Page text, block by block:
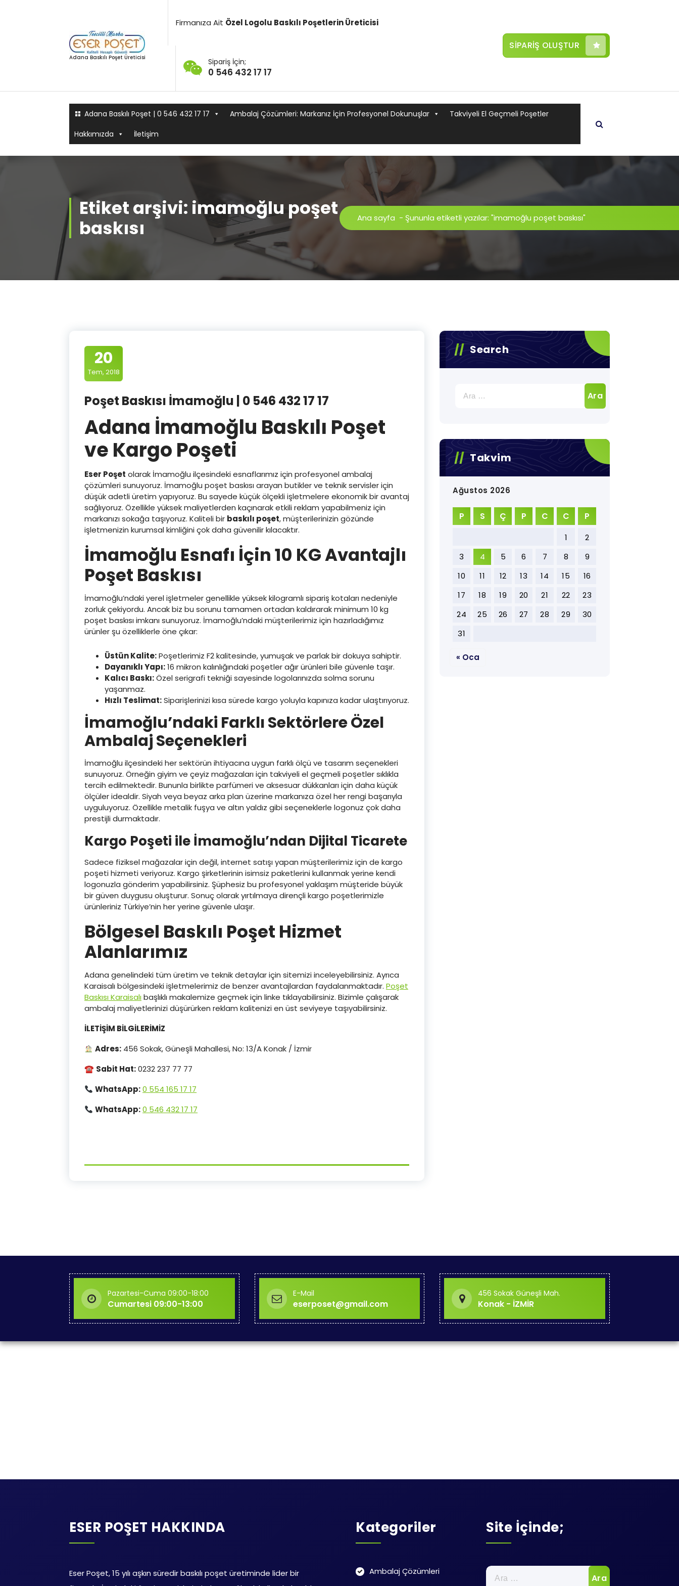
Adana Baskılı Poşet Üreticisi
Firmanıza Ait Özel Logolu Baskılı Poşetlerin Üreticisi
Sipariş İçin;
0 546 432 17 17
SİPARİŞ OLUŞTUR
Adana Baskılı Poşet | 0 546 432 17 17 Ambalaj Çözümleri: Markanız İçin Profesyonel Dokunuşlar
Takviyeli El Geçmeli Poşetler
Hakkımızda
İletişim
Etiket arşivi: imamoğlu poşet
baskısı
Ana sayfa - Şununla etiketli yazılar: "imamoğlu poşet baskısı"
20
Tem, 2018
Poşet Baskısı İmamoğlu | 0 546 432 17 17
Adana İmamoğlu Baskılı Poşet
ve Kargo Poşeti
Eser Poşet olarak İmamoğlu ilçesindeki esnaflarımız için profesyonel ambalaj
çözümleri sunuyoruz. İmamoğlu poşet baskısı arayan butikler ve teknik servisler için
düşük adetli üretim yapıyoruz. Bu sayede küçük ölçekli işletmelere ekonomik bir avantaj
sağlıyoruz. Özellikle yüksek maliyetlerden kaçınarak etkili reklam yapabilmeniz için
markanızı sokağa taşıyoruz. Kaliteli bir baskılı poşet, müşterilerinizin gözünde
işletmenizin kurumsal kimliğini çok daha güvenilir kılacaktır.
İmamoğlu Esnafı İçin 10 KG Avantajlı
Poşet Baskısı
İmamoğlu’ndaki yerel işletmeler genellikle yüksek kilogramlı sipariş kotaları nedeniyle
zorluk çekiyordu. Ancak biz bu sorunu tamamen ortadan kaldırarak minimum 10 kg
poşet baskısı imkanı sunuyoruz. İmamoğlu’ndaki müşterilerimiz için hazırladığımız
ürünler şu özelliklerle öne çıkar:
Üstün Kalite:Poşetlerimiz F2 kalitesinde, yumuşak ve parlak bir dokuya sahiptir.
Dayanıklı Yapı:16 mikron kalınlığındaki poşetler ağır ürünleri bile güvenle taşır.
Kalıcı Baskı:Özel serigrafi tekniği sayesinde logolarınızda solma sorunu
yaşanmaz.
Hızlı Teslimat:Siparişlerinizi kısa sürede kargo yoluyla kapınıza kadar ulaştırıyoruz.
İmamoğlu’ndaki Farklı Sektörlere Özel
Ambalaj Seçenekleri
İmamoğlu ilçesindeki her sektörün ihtiyacına uygun farklı ölçü ve tasarım seçenekleri
sunuyoruz. Örneğin giyim ve çeyiz mağazaları için takviyeli el geçmeli poşetler sıklıkla
tercih edilmektedir. Bununla birlikte parfümeri ve aksesuar dükkanları için daha küçük
ölçüler idealdir. Siyah veya beyaz arka plan üzerine markanıza özel her rengi başarıyla
uyguluyoruz. Özellikle metalik fuşya ve altın yaldız gibi seçeneklerle logonuz çok daha
prestijli durmaktadır.
Kargo Poşeti ile İmamoğlu’ndan Dijital Ticarete
Sadece fiziksel mağazalar için değil, internet satışı yapan müşterilerimiz için de kargo
poşeti hizmeti veriyoruz. Kargo şirketlerinin isimsiz paketlerini kullanmak yerine kendi
logonuzla gönderim yapabilirsiniz. Şüphesiz bu profesyonel yaklaşım müşteride büyük
bir güven duygusu oluşturur. Sonuç olarak yırtılmaya dirençli kargo poşetlerimizle
ürünleriniz Türkiye’nin her yerine güvenle ulaşır.
Bölgesel Baskılı Poşet Hizmet
Alanlarımız
Adana genelindeki tüm üretim ve teknik detaylar için sitemizi inceleyebilirsiniz. Ayrıca
Karaisalı bölgesindeki işletmelerimiz de benzer avantajlardan faydalanmaktadır. Poşet
Baskısı Karaisalıbaşlıklı makalemize geçmek için linke tıklayabilirsiniz. Bizimle çalışarak
ambalaj maliyetlerinizi düşürürken reklam kalitenizi en üst seviyeye taşıyabilirsiniz.
İLETİŞİM BİLGİLERİMİZ
Adres: 456 Sokak, Güneşli Mahallesi, No: 13/A Konak / İzmir
☎ Sabit Hat:0232 237 77 77
WhatsApp:0 554 165 17 17
WhatsApp:0 546 432 17 17
Search
Takvim
Ağustos 2026
P S Ç P C C P
1
2
3
4 5 6 7 8
9
10
11 12 13 14 15
16
17
18 19 20 21 22
23
24
25 26 27 28 29
30
31
« Oca
Pazartesi-Cuma 09:00-18:00
Cumartesi 09:00-13:00
E-Mail
eserposet@gmail.com
456 Sokak Güneşli Mah.
Konak - İZMİR
ESER POŞET HAKKINDA
Eser Poşet, 15 yılı aşkın süredir baskılı poşet üretiminde lider bir
Kategoriler
Ambalaj Çözümleri
Site İçinde;
Arama: